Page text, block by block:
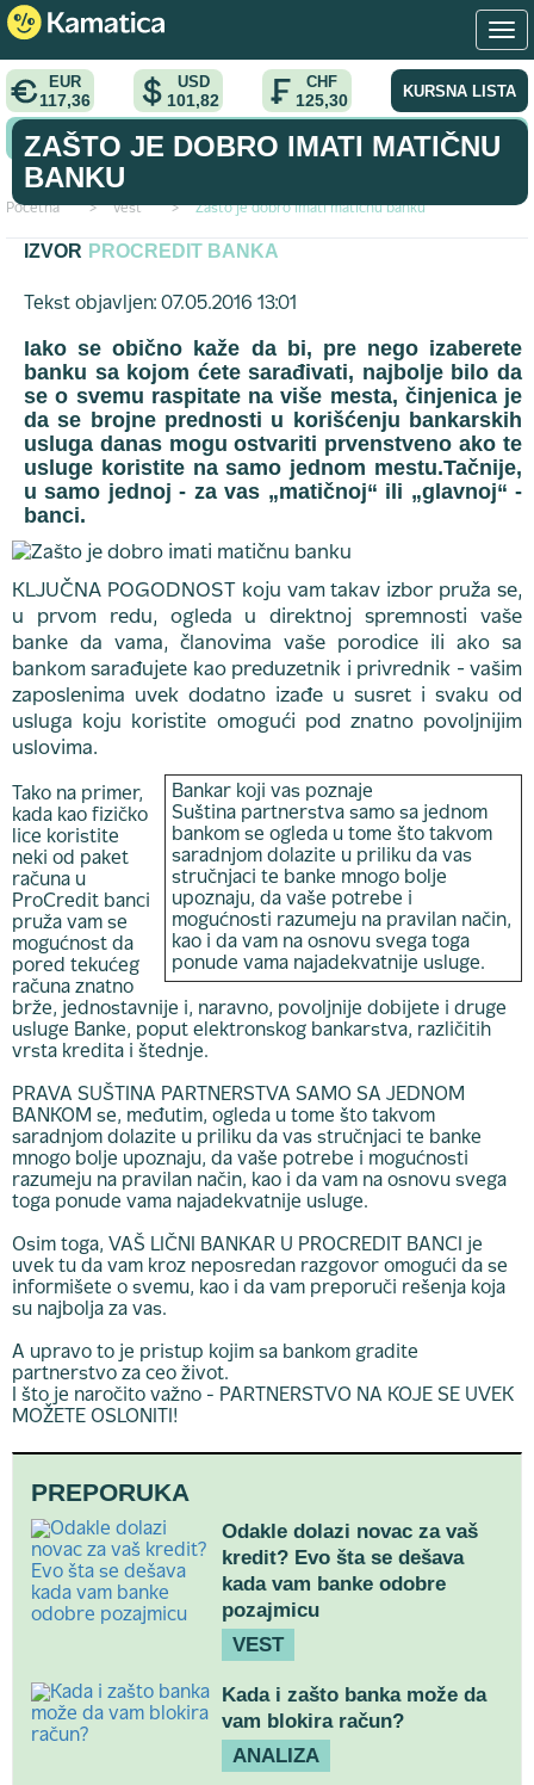
EUR
117,36
USD
101,82
CHF
125,30 KURSNA LISTA
KONVERTOR VALUTA
Početna > vest > Zašto je dobro imati matičnu banku
ZAŠTO JE DOBRO IMATI MATIČNU
BANKU
IZVOR PROCREDIT BANKA
Tekst objavljen: 07.05.2016 13:01
Iako se obično kaže da bi, pre nego izaberete
banku sa kojom ćete sarađivati, najbolje bilo da
se o svemu raspitate na više mesta, činjenica je
da se brojne prednosti u korišćenju bankarskih
usluga danas mogu ostvariti prvenstveno ako te
usluge koristite na samo jednom mestu.Tačnije,
u samo jednoj - za vas „matičnoj“ ili „glavnoj“ -
banci.
KLJUČNA POGODNOST koju vam takav izbor pruža se,
u prvom redu, ogleda u direktnoj spremnosti vaše
banke da vama, članovima vaše porodice ili ako sa
bankom sarađujete kao preduzetnik i privrednik - vašim
zaposlenima uvek dodatno izađe u susret i svaku od
usluga koju koristite omogući pod znatno povoljnijim
uslovima.
Bankar koji vas poznaje
Suština partnerstva samo sa jednom
bankom se ogleda u tome što takvom
saradnjom dolazite u priliku da vas
stručnjaci te banke mnogo bolje
upoznaju, da vaše potrebe i
mogućnosti razumeju na pravilan način,
kao i da vam na osnovu svega toga
ponude vama najadekvatnije usluge.
Tako na primer,
kada kao fizičko
lice koristite
neki od paket
računa u
ProCredit banci
pruža vam se
mogućnost da
pored tekućeg
računa znatno
brže, jednostavnije i, naravno, povoljnije dobijete i druge
usluge Banke, poput elektronskog bankarstva, različitih
vrsta kredita i štednje.
PRAVA SUŠTINA PARTNERSTVA SAMO SA JEDNOM
BANKOM se, međutim, ogleda u tome što takvom
saradnjom dolazite u priliku da vas stručnjaci te banke
mnogo bolje upoznaju, da vaše potrebe i mogućnosti
razumeju na pravilan način, kao i da vam na osnovu svega
toga ponude vama najadekvatnije usluge.
Osim toga, VAŠ LIČNI BANKAR U PROCREDIT BANCI je
uvek tu da vam kroz neposredan razgovor omogući da se
informišete o svemu, kao i da vam preporuči rešenja koja
su najbolja za vas.
A upravo to je pristup kojim sa bankom gradite
partnerstvo za ceo život.
I što je naročito važno - PARTNERSTVO NA KOJE SE UVEK
MOŽETE OSLONITI!
PREPORUKA
Odakle dolazi novac za vaš
kredit? Evo šta se dešava
kada vam banke odobre
pozajmicu
VEST
Kada i zašto banka može da
vam blokira račun?
ANALIZA